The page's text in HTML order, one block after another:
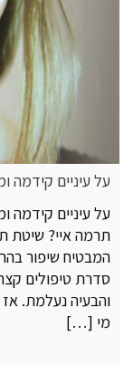
על עיניים קידמה
על עיניים קידמה
תרמה איי? שיטת
המבטיח שיפור
סדרת טיפולים
והבעיה נעלמת.
מי […]